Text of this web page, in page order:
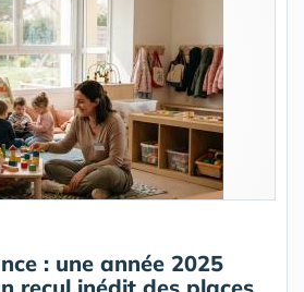
: une année 2025